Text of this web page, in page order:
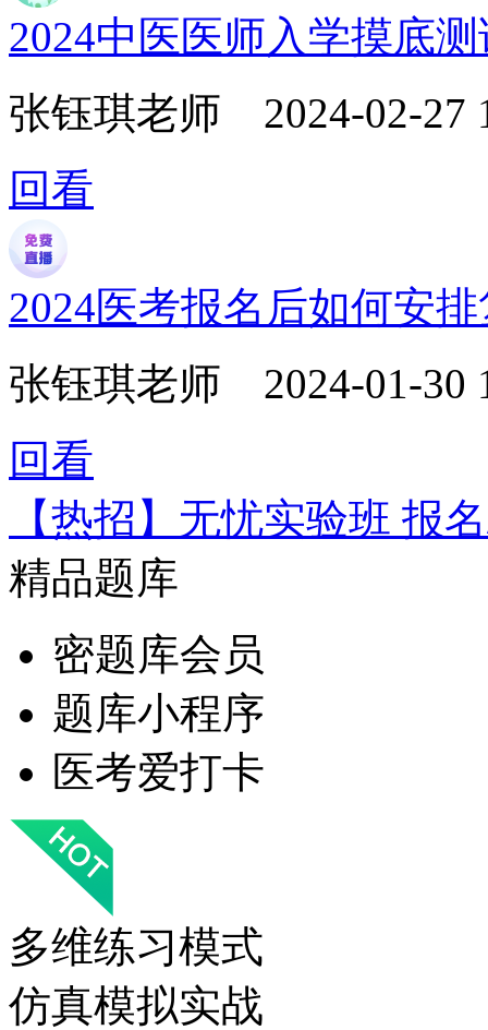
2024中医医师入学摸底
张钰琪老师 2024-02-27
回看
2024医考报名后如何安
张钰琪老师 2024-01-30
回看
【热招】无忧实验班 报
精品题库
密题库会员
题库小程序
医考爱打卡
多维练习模式
仿真模拟实战